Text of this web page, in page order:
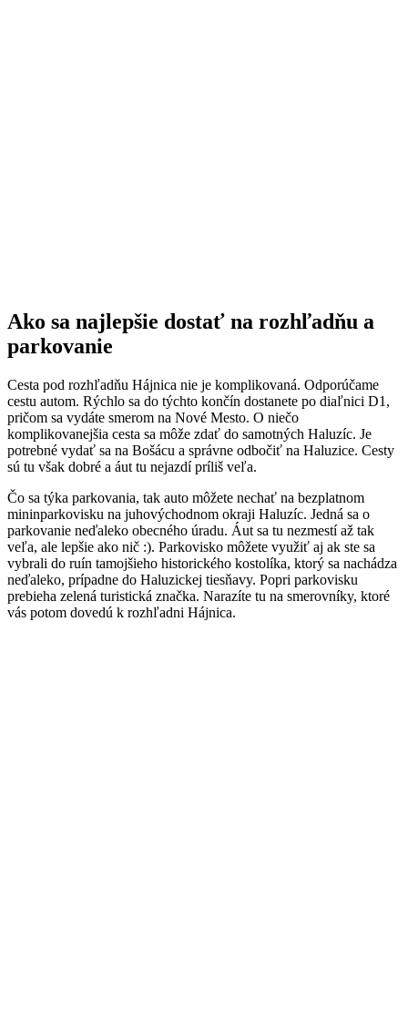
Ako sa najlepšie dostať na rozhľadňu a
parkovanie
Cesta pod rozhľadňu Hájnica nie je komplikovaná. Odporúčame
cestu autom. Rýchlo sa do týchto končín dostanete po diaľnici D1,
pričom sa vydáte smerom na Nové Mesto. O niečo
komplikovanejšia cesta sa môže zdať do samotných Haluzíc. Je
potrebné vydať sa na Bošácu a správne odbočiť na Haluzice. Cesty
sú tu však dobré a áut tu nejazdí príliš veľa.
Čo sa týka parkovania, tak auto môžete nechať na bezplatnom
mininparkovisku na juhovýchodnom okraji Haluzíc. Jedná sa o
parkovanie neďaleko obecného úradu. Áut sa tu nezmestí až tak
veľa, ale lepšie ako nič :). Parkovisko môžete využiť aj ak ste sa
vybrali do ruín tamojšieho historického kostolíka, ktorý sa nachádza
neďaleko, prípadne do Haluzickej tiesňavy. Popri parkovisku
prebieha zelená turistická značka. Narazíte tu na smerovníky, ktoré
vás potom dovedú k rozhľadni Hájnica.